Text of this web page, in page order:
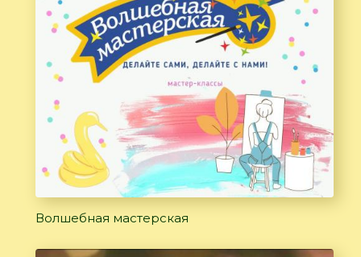
Волшебная мастерская